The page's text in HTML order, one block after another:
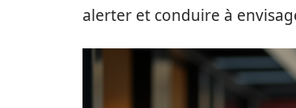
alerter et conduire à